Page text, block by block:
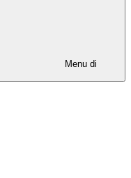
Menu di